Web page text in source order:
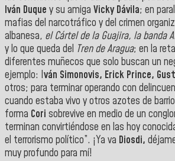
Iván Duque y su amiga Vicky Dávila; en
mafias del narcotráfico y del crimen
albanesa, el Cártel de la Guajira, la banda
y lo que queda del Tren de Aragua; en la
diferentes muñecos que solo buscan un
ejemplo: Iván Simonovis, Erick Prince,
otros; para terminar operando con
cuando estaba vivo y otros azotes de
forma Cori sobrevive en medio de un
terminan convirtiéndose en las hoy
el terrorismo político”. ¡Ya va Diosdi,
muy profundo para mí!